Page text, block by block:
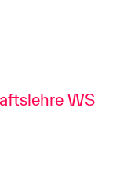
WS